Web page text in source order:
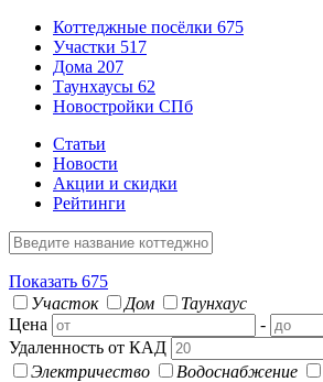
Коттеджные посёлки 675
Участки 517
Дома 207
Таунхаусы 62
Новостройки СПб
Статьи
Новости
Акции и скидки
Рейтинги
Показать 675
Участок
Дом
Таунхаус
Цена
-
Удаленность от КАД
Электричество
Водоснабжение